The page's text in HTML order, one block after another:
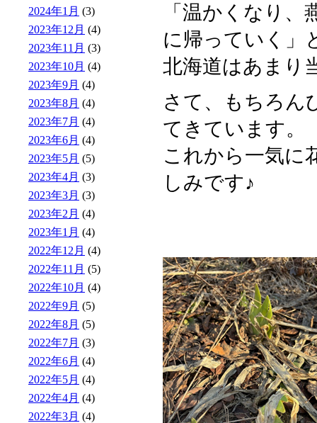
「温かくなり
に帰っていく」
北海道はあまり
さて、もちろん
てきています。
これから一気に
しみです♪
2024年1月 (3)
2023年12月 (4)
2023年11月 (3)
2023年10月 (4)
2023年9月 (4)
2023年8月 (4)
2023年7月 (4)
2023年6月 (4)
2023年5月 (5)
2023年4月 (3)
2023年3月 (3)
2023年2月 (4)
2023年1月 (4)
2022年12月 (4)
2022年11月 (5)
2022年10月 (4)
2022年9月 (5)
2022年8月 (5)
2022年7月 (3)
2022年6月 (4)
2022年5月 (4)
2022年4月 (4)
2022年3月 (4)